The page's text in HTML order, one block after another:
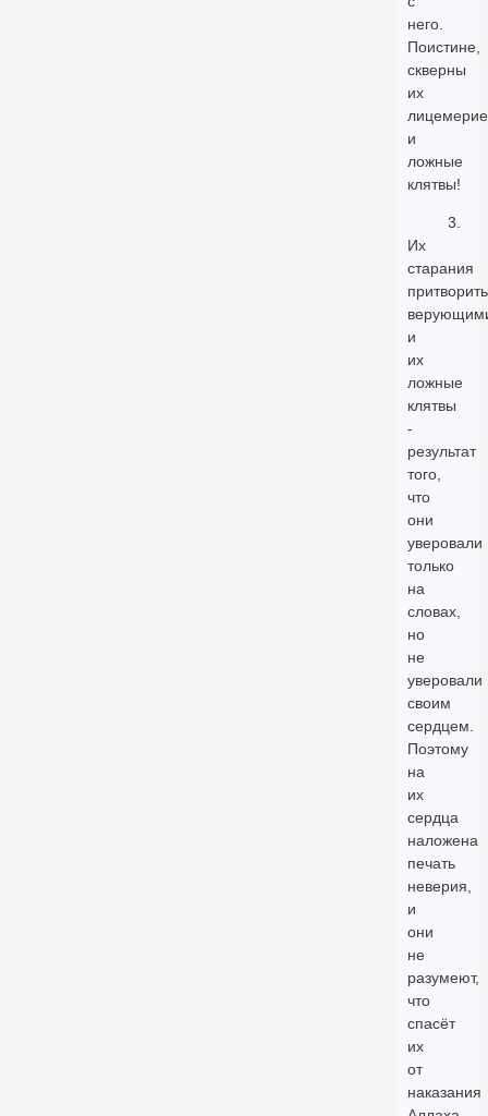
него.
Поистине,
скверны
их
лицемерие
и
ложные
клятвы!
3.
Их
старания
и
их
ложные
клятвы
-
результат
того,
что
они
уверовали
только
на
словах,
но
не
уверовали
своим
сердцем.
Поэтому
на
их
сердца
наложена
печать
неверия,
и
они
не
разумеют,
что
спасёт
их
от
наказания